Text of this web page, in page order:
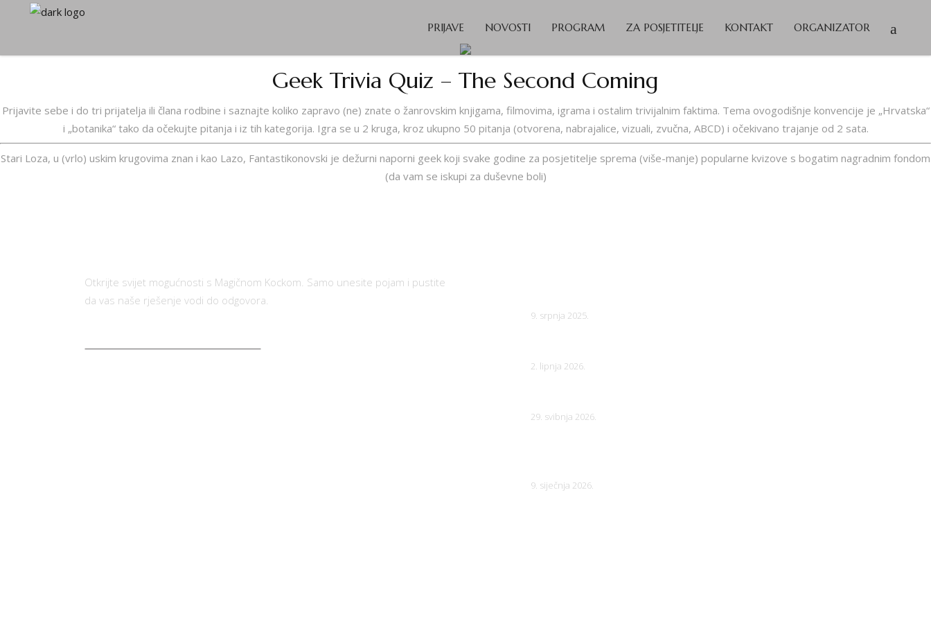
PRIJAVE NOVOSTI PROGRAM ZA POSJETITELJE KONTAKT ORGANIZATOR
Geek Trivia Quiz – The Second Coming
Prijavite sebe i do tri prijatelja ili člana rodbine i saznajte koliko zapravo (ne) znate o žanrovskim knjigama, filmovima, igrama i ostalim trivijalnim faktima. Tema ovogodišnje konvencije je „Hrvatska“
i „botanika“ tako da očekujte pitanja i iz tih kategorija. Igra se u 2 kruga, kroz ukupno 50 pitanja (otvorena, nabrajalice, vizuali, zvučna, ABCD) i očekivano trajanje od 2 sata.
Stari Loza, u (vrlo) uskim krugovima znan i kao Lazo, Fantastikonovski je dežurni naporni geek koji svake godine za posjetitelje sprema (više-manje) popularne kvizove s bogatim nagradnim fondom
(da vam se iskupi za duševne boli)
Otkrijte svijet mogućnosti s Magičnom Kockom. Samo unesite pojam i pustite
da vas naše rješenje vodi do odgovora.
9. srpnja 2025.
2. lipnja 2026.
29. svibnja 2026.
9. siječnja 2026.